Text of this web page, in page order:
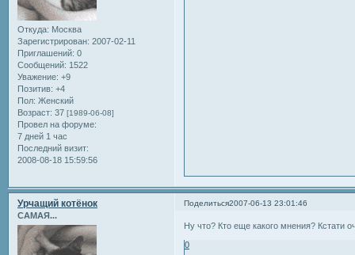
Откуда: Москва
Зарегистрирован: 2007-02-11
Приглашений: 0
Сообщений: 1522
Уважение: +9
Позитив: +4
Пол: Женский
Возраст: 37 [1989-06-08]
Провел на форуме:
7 дней 1 час
Последний визит:
2008-08-18 15:59:56
Поделиться2007-06-13 23:01:46
Урчащий котёнок
САМАЯ...
Ну что? Кто еще какого мнения? Кстати
0